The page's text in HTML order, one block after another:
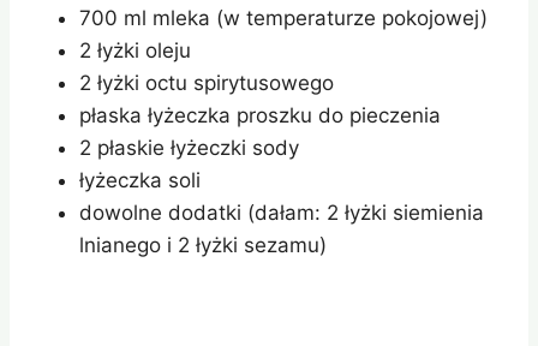
700 ml mleka (w temperaturze pokojowej)
2 łyżki oleju
2 łyżki octu spirytusowego
płaska łyżeczka proszku do pieczenia
2 płaskie łyżeczki sody
łyżeczka soli
dowolne dodatki (dałam: 2 łyżki siemienia
lnianego i 2 łyżki sezamu)